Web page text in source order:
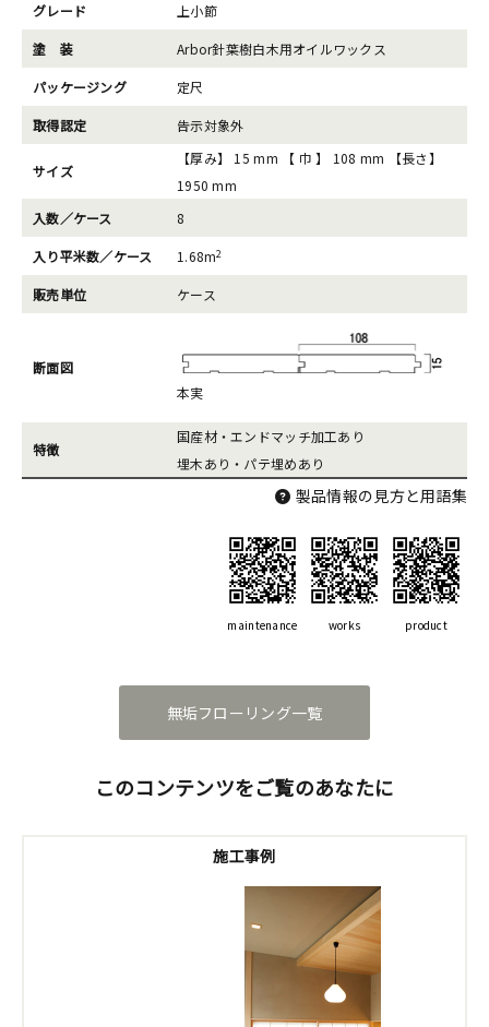
グレード 上小節
塗 装 Arbor針葉樹白木用オイルワックス
パッケージング 定尺
取得認定 告示対象外
サイズ
【厚み】 15 mm 【 巾 】 108 mm 【長さ】
1950 mm
入数／ケース
8
入り平米数／ケース 1.68m2
販売単位 ケース
断面図
本実
特徴
国産材・エンドマッチ加工あり
埋木あり・パテ埋めあり
製品情報の見方と用語集
maintenance works product
無垢フローリング一覧
このコンテンツをご覧のあなたに
施工事例